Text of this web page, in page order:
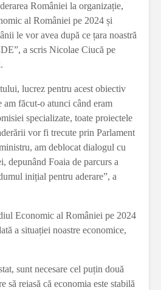
României la organizație,
al României pe 2024 și
le vor avea după ce țara noastră
a scris Nicolae Ciucă pe
lucrez pentru acest obiectiv
am făcut-o atunci când eram
specializate, toate proiectele
vor fi trecute prin Parlament
am deblocat dialogul cu
depunând Foaia de parcurs a
inițial pentru aderare”, a
Economic al României pe 2024
a situației noastre economice,
sunt necesare cel puțin două
să reiasă că economia este stabilă